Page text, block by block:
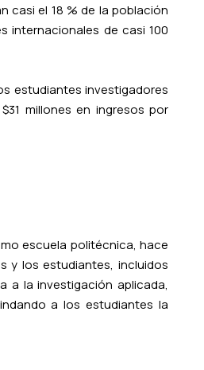
casi el 18 % de la población
internacionales de casi 100
estudiantes investigadores
millones en ingresos por
escuela politécnica, hace
y los estudiantes, incluidos
a la investigación aplicada,
a los estudiantes la